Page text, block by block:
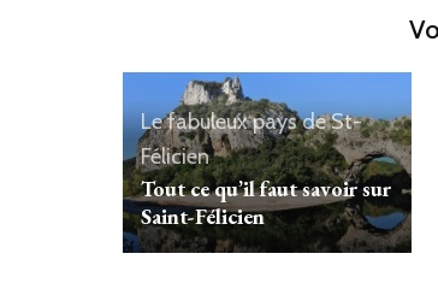
Le fabuleux pays de St-
Félicien
Tout ce qu’il faut savoir sur
Saint-Félicien